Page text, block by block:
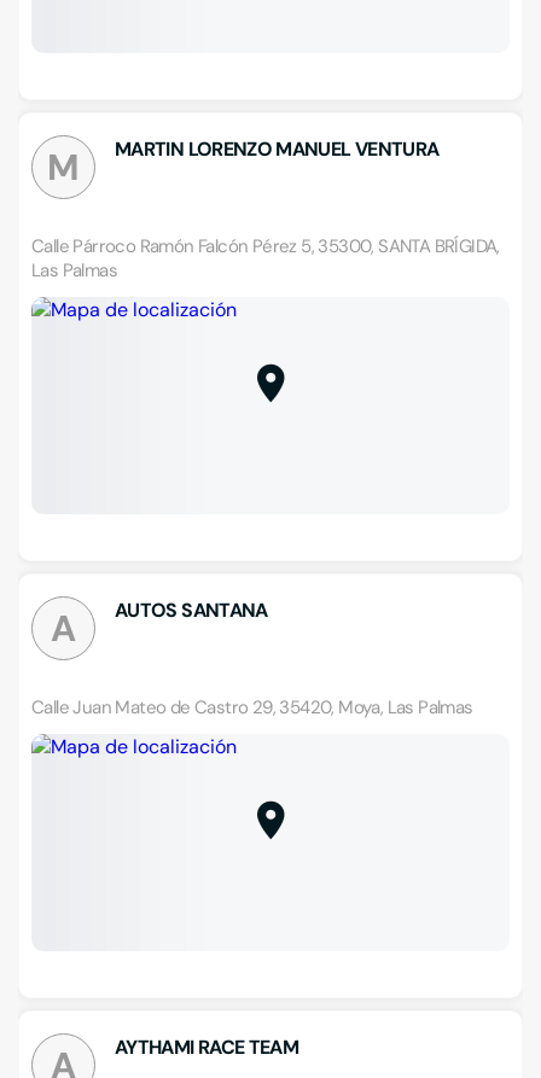
M MARTIN LORENZO MANUEL VENTURA
Calle Párroco Ramón Falcón Pérez 5, 35300, SANTA BRÍGIDA,
Las Palmas
A AUTOS SANTANA
Calle Juan Mateo de Castro 29, 35420, Moya, Las Palmas
A AYTHAMI RACE TEAM